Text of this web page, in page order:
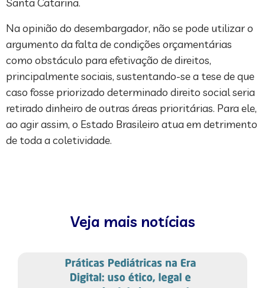
Santa Catarina.
Na opinião do desembargador, não se pode utilizar o
argumento da falta de condições orçamentárias
como obstáculo para efetivação de direitos,
principalmente sociais, sustentando-se a tese de que
caso fosse priorizado determinado direito social seria
retirado dinheiro de outras áreas prioritárias. Para ele,
ao agir assim, o Estado Brasileiro atua em detrimento
de toda a coletividade.
Veja mais notícias